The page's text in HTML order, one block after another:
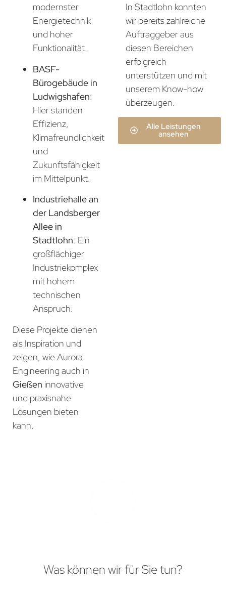
modernster
Energietechnik
und hoher
Funktionalität.
BASF-
Bürogebäude in
Ludwigshafen:
Hier standen
Effizienz,
Klimafreundlichkeit
und
Zukunftsfähigkeit
im Mittelpunkt.
Industriehalle an
der Landsberger
Allee in
Stadtlohn: Ein
großflächiger
Industriekomplex
mit hohem
technischen
Anspruch.
Diese Projekte dienen
als Inspiration und
zeigen, wie Aurora
Engineering auch in
Gießen innovative
und praxisnahe
Lösungen bieten
kann.
In Stadtlohn konnten
wir bereits zahlreiche
Auftraggeber aus
diesen Bereichen
erfolgreich
unterstützen und mit
unserem Know-how
überzeugen.
Alle Leistungen
ansehen
Was können wir für Sie tun?